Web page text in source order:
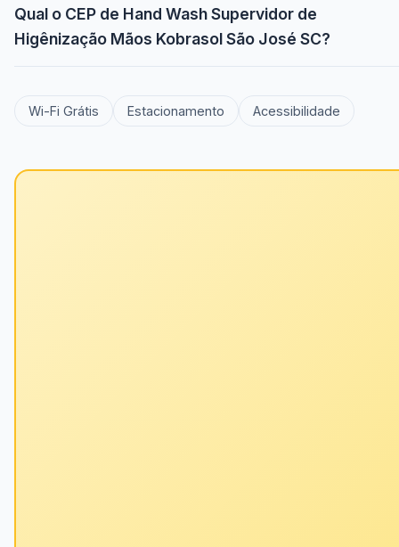
Qual o CEP de Hand Wash Supervidor de
Higênização Mãos Kobrasol São José SC?
Wi-Fi Grátis Estacionamento Acessibilidade